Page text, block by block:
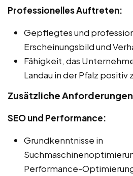
Professionelles Auftreten:
Gepflegtes und
Erscheinungsbild und
Fähigkeit, das
Landau in der Pfalz positiv
Zusätzliche Anforderungen
SEO und Performance:
Grundkenntnisse in
Performance-